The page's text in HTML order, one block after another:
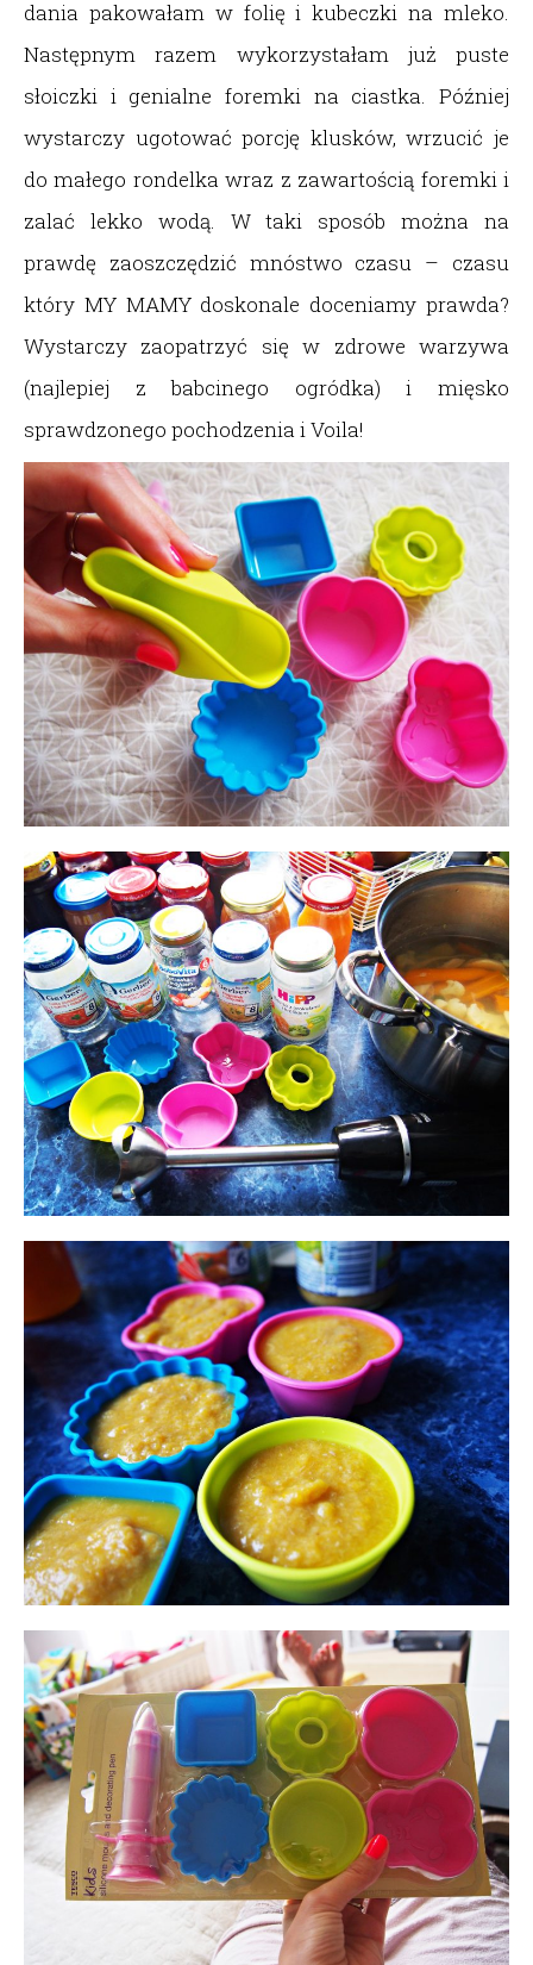
dania pakowałam w folię i kubeczki na mleko.
Następnym razem wykorzystałam już puste
słoiczki i genialne foremki na ciastka. Później
wystarczy ugotować porcję klusków, wrzucić je
do małego rondelka wraz z zawartością foremki i
zalać lekko wodą. W taki sposób można na
prawdę zaoszczędzić mnóstwo czasu – czasu
który MY MAMY doskonale doceniamy prawda?
Wystarczy zaopatrzyć się w zdrowe warzywa
(najlepiej z babcinego ogródka) i mięsko
sprawdzonego pochodzenia i Voila!